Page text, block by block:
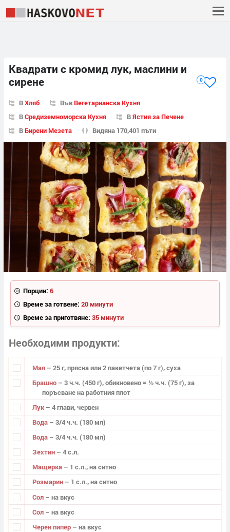
Квадрати с кромид лук, маслини и
сирене
0
ВХляб ВъвВегетарианска Кухня
ВСредиземноморска Кухня ВЯстия за Печене
ВБирени Мезета Видяна 170,401 пъти
Порции: 6
Време за готвене: 20 минути
Време за приготвяне: 35 минути
Необходими продукти
Мая – 25 г, прясна или 2 пакетчета (по 7 г), суха
Брашно – 3 ч.ч. (450 г), обикновено = ½ ч.ч. (75 г), за
поръсване на работния плот
Лук – 4 глави, червен
Вода – 3/4 ч.ч. (180 мл)
Вода – 3/4 ч.ч. (180 мл)
Зехтин – 4 с.л.
Мащерка – 1 с.л., на ситно
Розмарин – 1 с.л., на ситно
Сол – на вкус
Сол – на вкус
Черен пипер – на вкус